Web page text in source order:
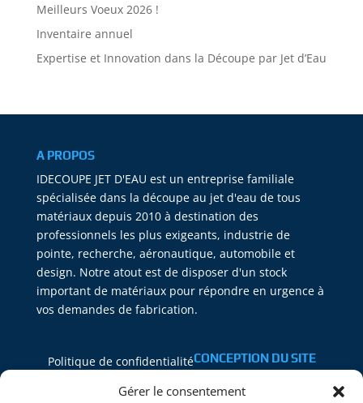
Gérer le consentement
Meilleurs Voeux 2026 !
Inventaire annuel
Expertise et Innovation dans la Découpe par Jet d’Eau
A PROPOS
IDECOUPE JET D'EAU est un entreprise familiale
spécialisée dans la découpe au jet d'eau de tous
matériaux depuis 2010 à destination des
professionnels les plus exigeants, industrie de
pointe, recherche, aéronautique, automobile et
design. Notre atout est de disposer d'un stock
important de matériaux pour répondre en urgence à
vos demandes de fabrication.
Politique de confidentialité
Mentions Légales
CONCEPTION DU SITE